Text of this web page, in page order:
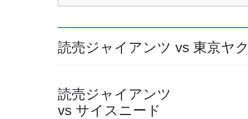
読売ジャイアンツ vs 東京ヤ
読売ジャイアンツ
vs サイスニード